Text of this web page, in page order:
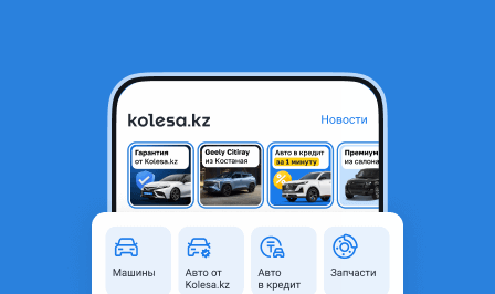
Гидростойки передние задние TLC100/LX470
Объявление находится в архиве и может быть